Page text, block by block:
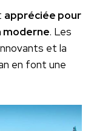
appréciée pour
moderne. Les
et la
en font une